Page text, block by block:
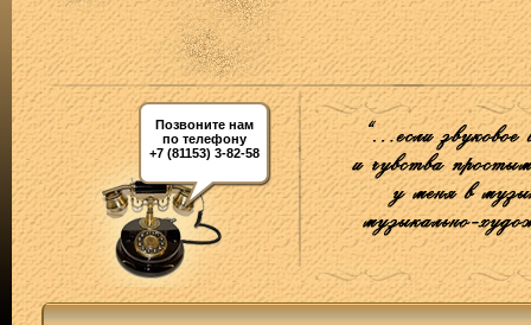
Позвоните нам
по телефону
+7 (81153) 3-82-58